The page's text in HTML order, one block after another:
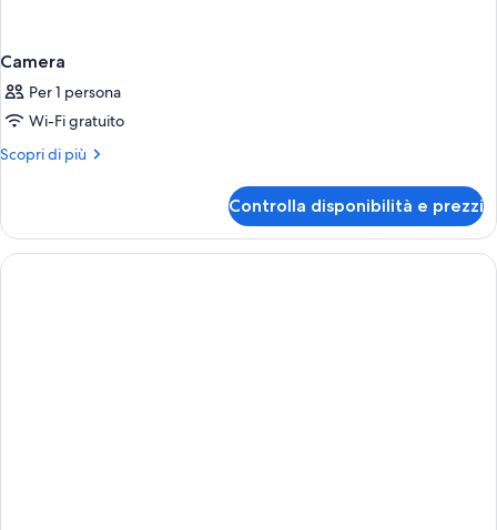
Camera
Per 1 persona
Wi-Fi gratuito
Scopri di più
Altri
Controlla disponibilità e prezzi